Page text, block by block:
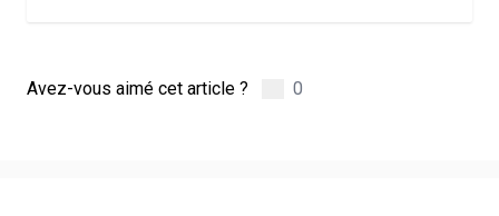
Avez-vous aimé cet article ? 0